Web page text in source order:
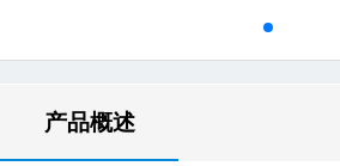
产品概述